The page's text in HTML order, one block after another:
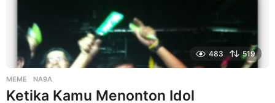
483 519
MEME NA9A
Ketika Kamu Menonton Idol